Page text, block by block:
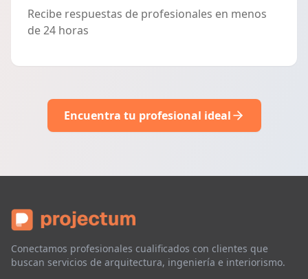
Recibe respuestas de profesionales en menos
de 24 horas
Encuentra tu profesional ideal
Conectamos profesionales cualificados con clientes que
buscan servicios de arquitectura, ingeniería e interiorismo.